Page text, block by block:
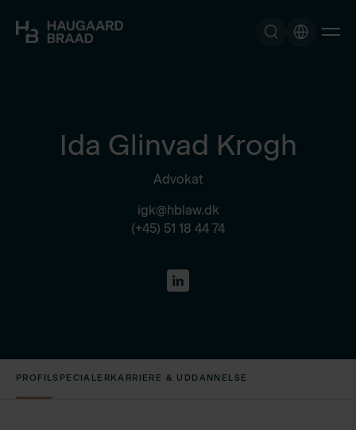
Ida Glinvad Krogh
Advokat
igk@hblaw.dk
(+45) 51 18 44 74
PROFILSPECIALERKARRIERE & UDDANNELSE